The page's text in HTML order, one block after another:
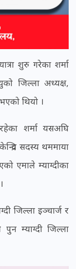
शुरु गरेका शर्मा
जिल्ला अध्यक्ष,
थियो ।
शर्मा यसअघि
सदस्य थममाया
एमाले म्याग्दीका
जिल्ला इञ्चार्ज र
पुन म्याग्दी जिल्ला